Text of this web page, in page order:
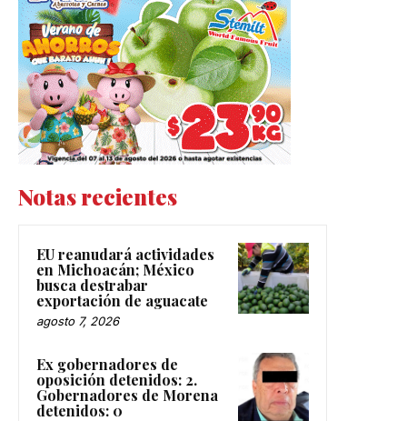
Notas recientes
EU reanudará actividades
en Michoacán; México
busca destrabar
exportación de aguacate
agosto 7, 2026
Ex gobernadores de
oposición detenidos: 2.
Gobernadores de Morena
detenidos: 0